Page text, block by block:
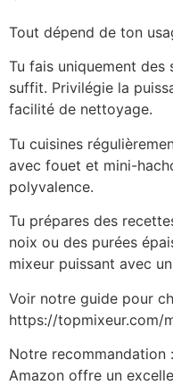
Tout dépend de ton
Tu fais uniquement
suffit. Privilégie la
facilité de nettoyage.
Tu cuisines
avec fouet et mini-
polyvalence.
Tu prépares des
noix ou des purées
mixeur puissant avec
Voir notre guide pour
https://topmixeur.com/
Notre recommandation
Amazon offre un